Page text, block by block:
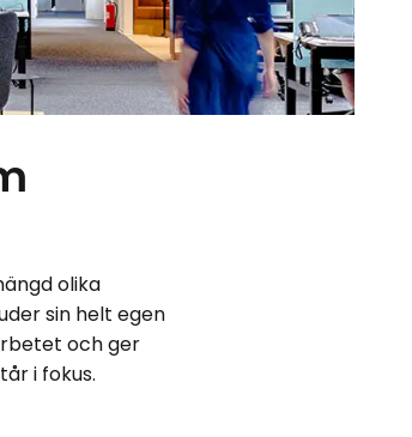
olika
sin helt egen
och ger
i fokus.